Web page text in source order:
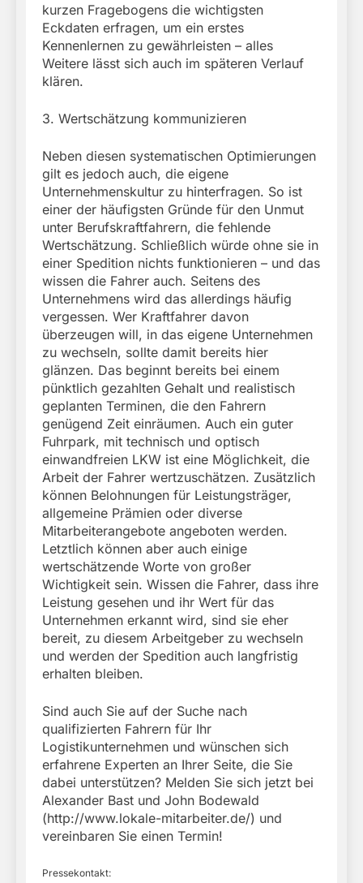
kurzen Fragebogens die wichtigsten
Eckdaten erfragen, um ein erstes
Kennenlernen zu gewährleisten – alles
Weitere lässt sich auch im späteren Verlauf
klären.
3. Wertschätzung kommunizieren
Neben diesen systematischen Optimierungen
gilt es jedoch auch, die eigene
Unternehmenskultur zu hinterfragen. So ist
einer der häufigsten Gründe für den Unmut
unter Berufskraftfahrern, die fehlende
Wertschätzung. Schließlich würde ohne sie in
einer Spedition nichts funktionieren – und das
wissen die Fahrer auch. Seitens des
Unternehmens wird das allerdings häufig
vergessen. Wer Kraftfahrer davon
überzeugen will, in das eigene Unternehmen
zu wechseln, sollte damit bereits hier
glänzen. Das beginnt bereits bei einem
pünktlich gezahlten Gehalt und realistisch
geplanten Terminen, die den Fahrern
genügend Zeit einräumen. Auch ein guter
Fuhrpark, mit technisch und optisch
einwandfreien LKW ist eine Möglichkeit, die
Arbeit der Fahrer wertzuschätzen. Zusätzlich
können Belohnungen für Leistungsträger,
allgemeine Prämien oder diverse
Mitarbeiterangebote angeboten werden.
Letztlich können aber auch einige
wertschätzende Worte von großer
Wichtigkeit sein. Wissen die Fahrer, dass ihre
Leistung gesehen und ihr Wert für das
Unternehmen erkannt wird, sind sie eher
bereit, zu diesem Arbeitgeber zu wechseln
und werden der Spedition auch langfristig
erhalten bleiben.
Sind auch Sie auf der Suche nach
qualifizierten Fahrern für Ihr
Logistikunternehmen und wünschen sich
erfahrene Experten an Ihrer Seite, die Sie
dabei unterstützen? Melden Sie sich jetzt bei
Alexander Bast und John Bodewald
(http://www.lokale-mitarbeiter.de/) und
vereinbaren Sie einen Termin!
Pressekontakt: